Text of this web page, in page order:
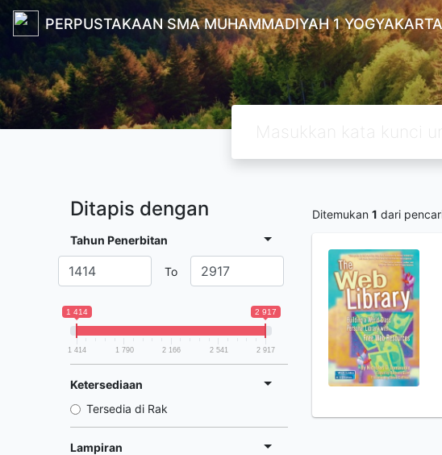
PERPUSTAKAAN SMA MUHAMMADIYAH 1 YOGYAKARTA
Ditapis dengan
Tahun Penerbitan
To
1 414 2 917
1 414 1 790 2 166 2 541 2 917
Ketersediaan
Tersedia di Rak
Lampiran
Ditemukan 1 dari